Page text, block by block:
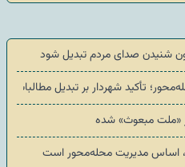
شنیدن صدای مردم تبدیل شود
تأکید شهردار بر تبدیل مطالبات
«ملت مبعوث» شده
اساس مدیریت محله‌محور است